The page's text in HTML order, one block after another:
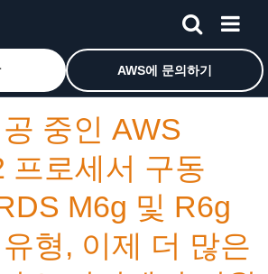
Services 홈 페이지로 돌아가려면 여기를 클
AWS에 문의하기
중인 AWS
프로세서 구동
M6g 및 R6g
형, 이제 더 많은